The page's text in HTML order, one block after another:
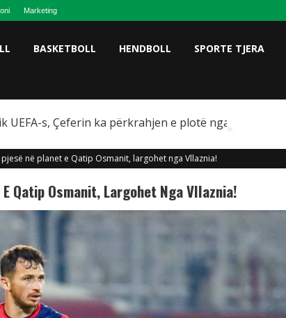
Marketing
BASKETBOLL HENDBOLL SPORTE TJERA
UEFA-s, Çeferin ka përkrahjen e plotë nga Omeragiç
në planet e Qatip Osmanit, largohet nga Vllaznia!
Qatip Osmanit, Largohet Nga Vllaznia!